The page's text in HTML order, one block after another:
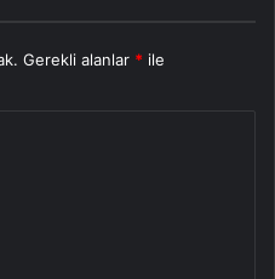
Gerekli alanlar * ile